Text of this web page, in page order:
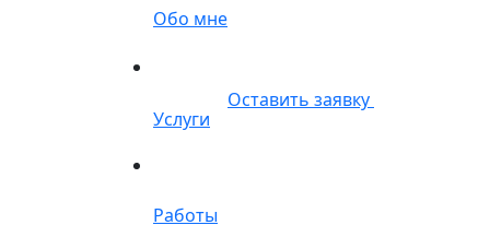
Обо мне
Услуги
Работы
Оставить заявку